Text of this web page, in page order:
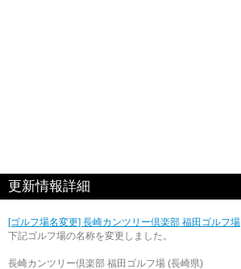
更新情報詳細
[ゴルフ場名変更] 長崎カンツリー倶楽部 福田ゴルフ場
下記ゴルフ場の名称を変更しました。
長崎カンツリー倶楽部 福田ゴルフ場 (長崎県)